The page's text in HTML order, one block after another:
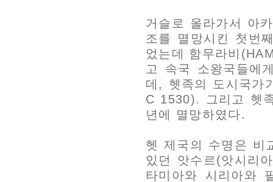
거슬로 올라가서 아
조를 멸망시킨 첫번
었는데 함무라비
고 속국 소왕국들에
데, 헷족의 도시국가
C 1530). 그리고 헷
년에 멸망하였다.
헷 제국의 수명은 비
있던 앗수르(앗시리
타미아와 시리아와